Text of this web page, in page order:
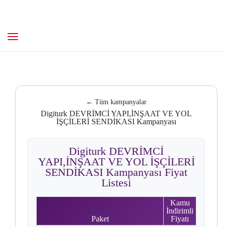
← Tüm kampanyalar
Digiturk DEVRİMCİ YAPI,İNŞAAT VE YOL
İŞÇİLERİ SENDİKASI Kampanyası
Digiturk DEVRİMCİ
YAPI,İNŞAAT VE YOL İŞÇİLERİ
SENDİKASI Kampanyası Fiyat
Listesi
Paket
Kamu
İndirimli
Fiyatı